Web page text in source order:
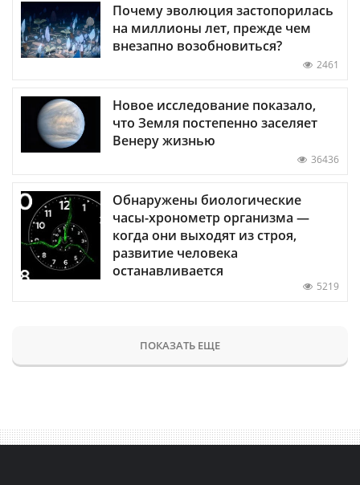
Почему эволюция застопорилась
на миллионы лет, прежде чем
внезапно возобновиться?
2461
Новое исследование показало,
что Земля постепенно заселяет
Венеру жизнью
36436
Обнаружены биологические
часы-хронометр организма —
когда они выходят из строя,
развитие человека
останавливается
5219
ПОКАЗАТЬ ЕЩЕ